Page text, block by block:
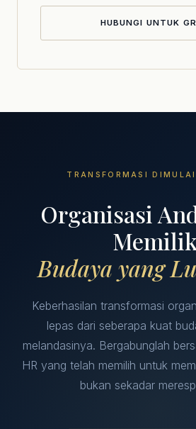
HUBUNGI UNTUK
TRANSFORMASI
Organisasi
Budaya yang
Keberhasilan transformasi
lepas dari seberapa kuat
melandasinya. Bergabunglah
HR yang telah memilih untuk
bukan sekadar